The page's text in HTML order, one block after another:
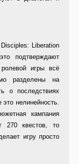
Liberation
подтверждают
игры всё
разделены на
о последствиях
нелинейность.
кампания
270 квестов, то
игру просто